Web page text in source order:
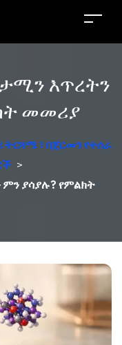
እጥረትን
መመሪያ
ትርጓሜ ፣ በጀርመን የተሰራ
>
ያሳያሉ? የምልክት